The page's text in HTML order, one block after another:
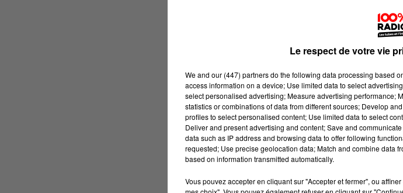
Le respect de votre vie
We and our (447) partnersdo the following data processing based
access information on a device; Use limited data to select
select personalised advertising; Measure advertising performance;
statistics or combinations of data from different sources; Develop
profiles to select personalised content; Use limited data to select
Deliver and present advertising and content; Save and
data such as IP address and browsing data to offer following
requested; Use precise geolocation data; Match and combine data
based on information transmitted automatically.
Vous pouvez accepter en cliquant sur "Accepter et fermer", ou